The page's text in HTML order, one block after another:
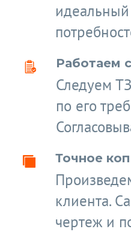
Работаем
Следуем
по его
Точное
клиента.
чертеж и